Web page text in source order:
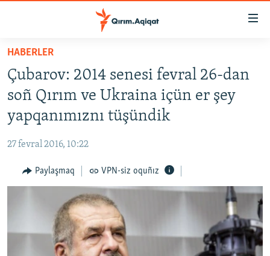
Esas
qaytmaq
Baş
qaytmaq
Qıdıruvğa
HABERLER
SİYASET
İQTİSADİYAT
MEDENİYET
İNSAN AQLARI
BLOGLAR
HABERLER
Çubarov: 2014 senesi fevral 26-dan
soñ Qırım ve Ukraina içün er şey
yapqanımıznı tüşündik
27 fevral 2016, 10:22
Paylaşmaq VPN-siz oquñız